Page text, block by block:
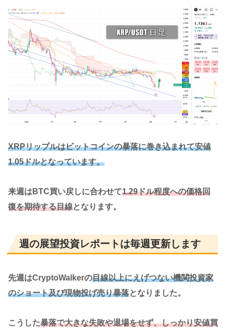
XRPリップルはビットコインの暴落に巻き込まれて安値
1.05ドルとなっています。
来週はBTC買い戻しに合わせて1.29ドル程度への価格回
復を期待する目線となります。
週の展望投資レポートは毎週更新します
先週はCryptoWalkerの目線以上にえげつない機関投資家
のショート及び現物投げ売り暴落となりました。
こうした暴落で大きな失敗や退場をせず、しっかり安値買